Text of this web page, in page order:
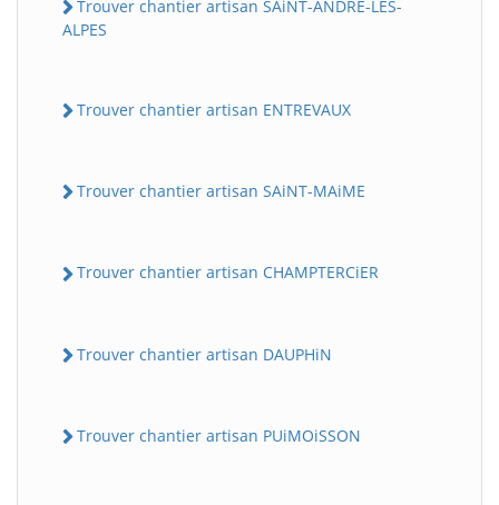
Trouver chantier artisan SAiNT-ANDRE-LES-
ALPES
Trouver chantier artisan ENTREVAUX
Trouver chantier artisan SAiNT-MAiME
Trouver chantier artisan CHAMPTERCiER
Trouver chantier artisan DAUPHiN
Trouver chantier artisan PUiMOiSSON